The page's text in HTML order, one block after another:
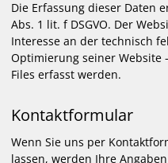
Die Erfassung dieser Daten
Abs. 1 lit. f DSGVO. Der
Interesse an der technisch
Optimierung seiner Website
Files erfasst werden.
Kontaktformular
Wenn Sie uns per
lassen, werden Ihre